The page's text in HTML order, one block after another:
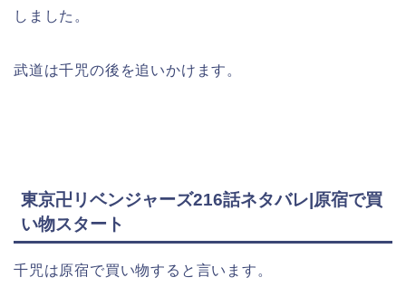
しました。
武道は千咒の後を追いかけます。
東京卍リベンジャーズ216話ネタバレ|原宿で買
い物スタート
千咒は原宿で買い物すると言います。